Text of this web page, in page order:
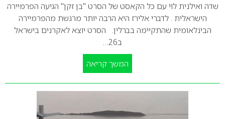
שדה ואילנית לוי עם כל הקאסט של הסרט "בן זקן" הגיעה הפרמיירה
הישראלית . לדברי אלירז היא הרבה יותר מרגשת מהפרמיירה
הבינלאומית שהתקיימה בברלין. הסרט יוצא לאקרנים בישראל
ב26…
המשך קריאה